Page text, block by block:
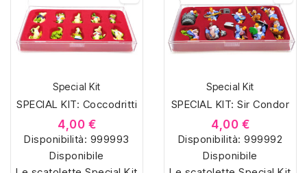
soluzioni eleganti e
pratiche per organizzare
e mostrare la tua
collezione di sorpresine.
soluzioni eleganti e
pratiche per organizzare
e mostrare la tua
collezione di sorpresine.
Special Kit
SPECIAL KIT: Coccodritti
4,00 €
Disponibilità: 999993
Disponibile
Special Kit
SPECIAL KIT: Sir Condor
4,00 €
Disponibilità:999992
Disponibile